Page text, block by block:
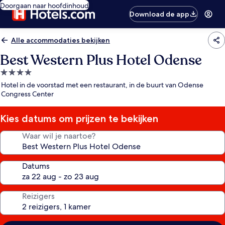
Doorgaan naar hoofdinhoud
Download de app
Alle accommodaties bekijken
Best Western Plus Hotel Odense
4.0-
sterrenaccommodatie
Hotel in de voorstad met een restaurant, in de buurt van Odense
Congress Center
Kies datums om prijzen te bekijken
Waar wil je naartoe?
Datums
Reizigers